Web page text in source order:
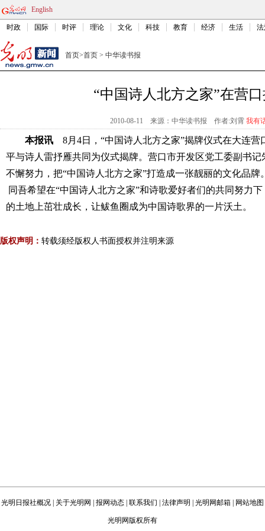
English
时政 国际 时评 理论 文化 科技 教育 经济 生活
首页>首页 > 中华读书报
“中国诗人北方之家”在营
2010-08-11 来源：中华读书报 作者:刘霄 我有
本报讯 8月4日，“中国诗人北方之家”揭牌仪式在大连营
平与诗人雷抒雁共同为仪式揭牌。营口市开发区党工委副书
不懈努力，把“中国诗人北方之家”打造成一张靓丽的文化品
同吾希望在“中国诗人北方之家”和诗歌爱好者们的共同努力
的土地上茁壮成长，让鲅鱼圈成为中国诗歌界的一片沃土。
版权声明： 转载须经版权人书面授权并注明来源
光明日报社概况 关于光明网 报网动态 联系我们 法律声明 光明网邮箱 网站地图
光明网版权所有